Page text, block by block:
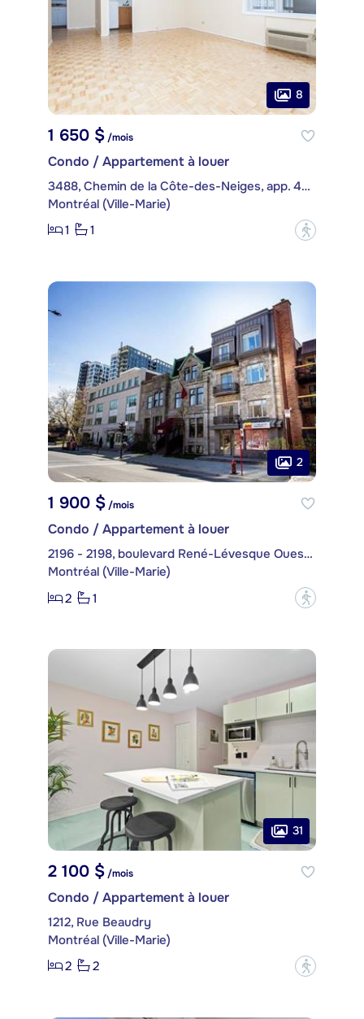
8
1 650 $ /mois
Condo / Appartement à louer
3488, Chemin de la Côte-des-Neiges, app. 407
Montréal (Ville-Marie)
1
1 ?
2
1 900 $/mois
Condo / Appartement à louer
2196 - 2198, boulevard René-Lévesque Ouest, app. 4
Montréal (Ville-Marie)
2
1 ?
31
2 100 $ /mois
Condo / Appartement à louer
1212, Rue Beaudry
Montréal (Ville-Marie)
2
2 ?